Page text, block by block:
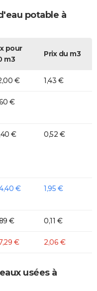
potable à
pour
m3
Prix du m3
€ 1,43 €
€
€ 0,52 €
€ 1,95 €
€ 0,11 €
€ 2,06 €
usées à